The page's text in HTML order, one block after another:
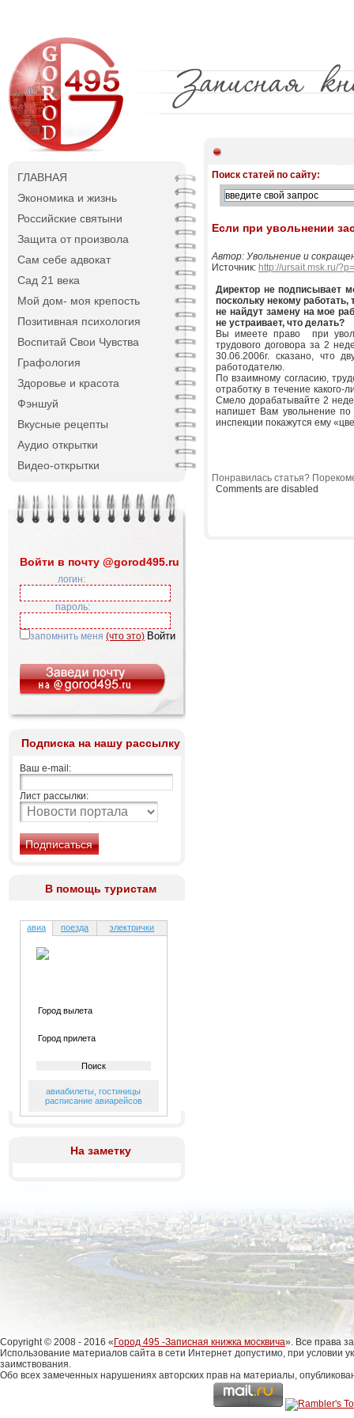
ГЛАВНАЯ
Экономика и жизнь
Российские святыни
Защита от произвола
Сам себе адвокат
Сад 21 века
Мой дом- моя крепость
Позитивная психология
Воспитай Свои Чувства
Графология
Здоровье и красота
Фэншуй
Вкусные рецепты
Аудио открытки
Видео-открытки
Войти в почту @gorod495.ru
логин:
пароль:
запомнить меня (что это)
Подписка на нашу рассылку
Ваш e-mail:
Лист рассылки:
В помощь туристам
авиа поезда электрички
авиабилеты ,гостиницы
расписание авиарейсов
На заметку
Поиск статей по сайту:
Если при увольнении
Автор: Увольнение и
Источник: http://ursait.msk.ru/
Директор не подписывает
поскольку некому
не найдут замену на мое
не устраивает, что делать?
Вы имеете право при
трудового договора за 2
30.06.2006г. сказано, что
работодателю.
По взаимному согласию,
отработку в течение
Смело дорабатывайте 2
напишет Вам увольнение по
инспекции покажутся ему
Понравилась статья?
Comments are disabled
Copyright © 2008 - 2016 « Город 495 -Записная книжка москвича». Все права
Использование материалов сайта в сети Интернет допустимо, при условии
заимствования.
Обо всех замеченных нарушениях авторских прав на материалы,